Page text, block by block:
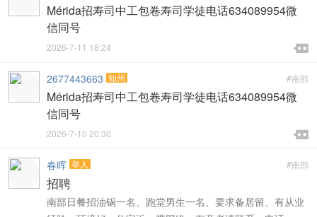
Mérida招寿司中工包卷寿司学徒电话634089954微
信同号

2026-7-11 18:24 
#南部
2677443663 知州
Mérida招寿司中工包卷寿司学徒电话634089954微
信同号

2026-7-10 20:30 
#南部
春晖 举人
招聘
南部日餐招油锅一名、跑堂男生一名、要求备居留、有从业